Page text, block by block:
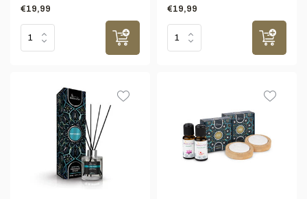
€19,99
€19,99